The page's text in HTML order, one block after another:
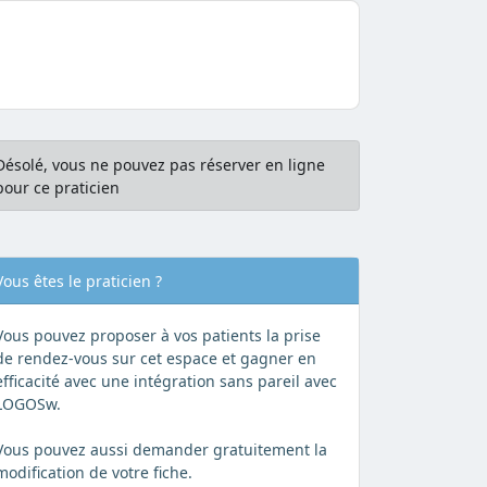
vous ne pouvez pas réserver en ligne
ce praticien
êtes le praticien ?
pouvez proposer à vos patients la prise
rendez-vous sur cet espace et gagner en
avec une intégration sans pareil avec
pouvez aussi demander gratuitement la
de votre fiche.